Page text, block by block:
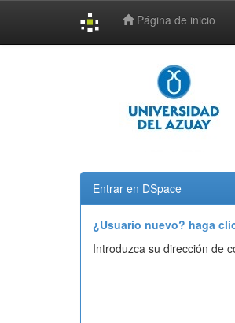
Página de inicio
Entrar en DSpace
¿Usuario nuevo? haga
Introduzca su dirección de